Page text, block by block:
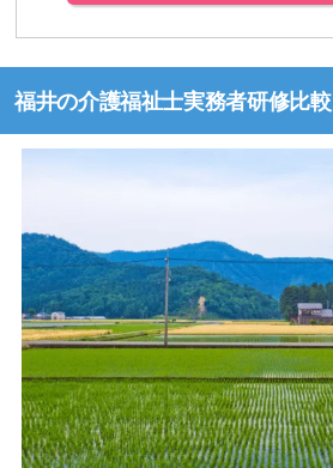
福井の介護福祉士実務者研修比較